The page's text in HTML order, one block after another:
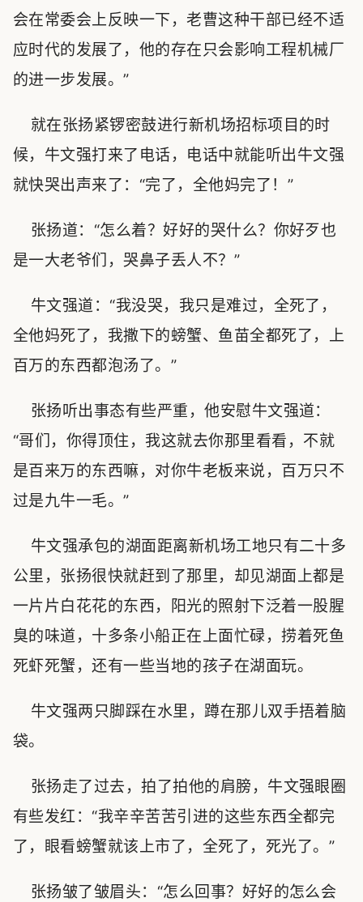
会在常委会上反映一下，老曹这种干部已经不适
应时代的发展了，他的存在只会影响工程机械厂
的进一步发展。”
就在张扬紧锣密鼓进行新机场招标项目的时
候，牛文强打来了电话，电话中就能听出牛文强
就快哭出声来了：“完了，全他妈完了！”
张扬道：“怎么着？好好的哭什么？你好歹也
是一大老爷们，哭鼻子丢人不？”
牛文强道：“我没哭，我只是难过，全死了，
全他妈死了，我撒下的螃蟹、鱼苗全都死了，上
百万的东西都泡汤了。”
张扬听出事态有些严重，他安慰牛文强道：
“哥们，你得顶住，我这就去你那里看看，不就
是百来万的东西嘛，对你牛老板来说，百万只不
过是九牛一毛。”
牛文强承包的湖面距离新机场工地只有二十多
公里，张扬很快就赶到了那里，却见湖面上都是
一片片白花花的东西，阳光的照射下泛着一股腥
臭的味道，十多条小船正在上面忙碌，捞着死鱼
死虾死蟹，还有一些当地的孩子在湖面玩。
牛文强两只脚踩在水里，蹲在那儿双手捂着脑
袋。
张扬走了过去，拍了拍他的肩膀，牛文强眼圈
有些发红：“我辛辛苦苦引进的这些东西全都完
了，眼看螃蟹就该上市了，全死了，死光了。”
张扬皱了皱眉头：“怎么回事？好好的怎么会